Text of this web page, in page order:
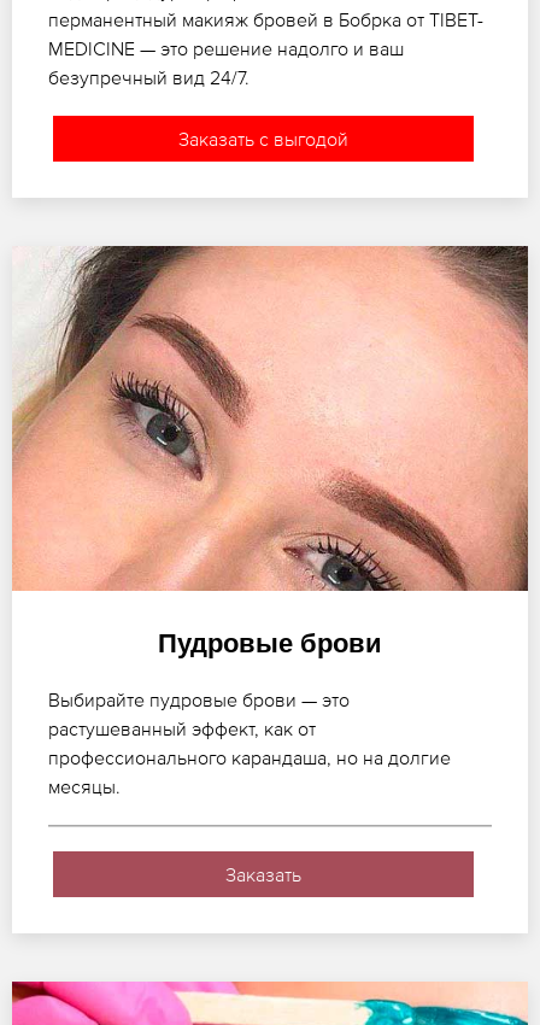
перманентный макияж бровей в Бобрка от TIBET-
MEDICINE — это решение надолго и ваш
безупречный вид 24/7.
Заказать с выгодой
Пудровые брови
Выбирайте пудровые брови — это
растушеванный эффект, как от
профессионального карандаша, но на долгие
месяцы.
Заказать